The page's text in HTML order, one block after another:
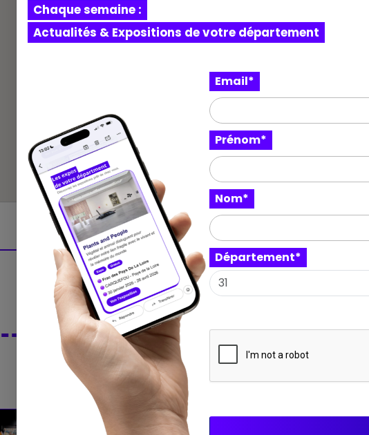
Découvrez aussi ces
à proximité
Chaque semaine :
Actualités & Expositions de votre département
Email*
Prénom*
Nom*
Département*